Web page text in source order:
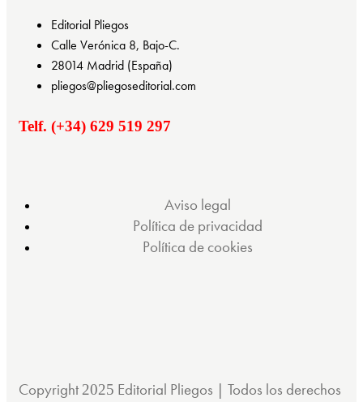
Editorial Pliegos
Calle Verónica 8, Bajo-C.
28014 Madrid (España)
pliegos@pliegoseditorial.com
Telf. (+34) 629 519 297
Aviso legal
Política de privacidad
Política de cookies
Copyright 2025 Editorial Pliegos | Todos los derechos